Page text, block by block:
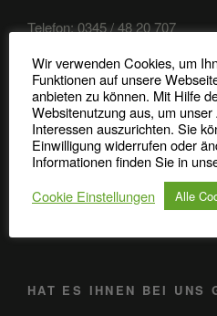
Telefon: 0345 / 48 20 707
Robert-Koch-Straße 37
06110 Halle (Saale)
ANFAHRT
Anfahrt in GoogleMaps öffnen
HAT ES IHNEN BEI UNS
Wir verwenden Cookies, um
Funktionen auf unsere
anbieten zu können. Mit Hilfe
Websitenutzung aus, um
Interessen auszurichten. Sie
Einwilligung widerrufen oder
Informationen finden Sie in
Cookie Einstellungen
Alle